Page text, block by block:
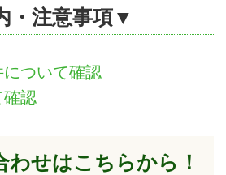
・注意事項▼
ついて確認
確認
わせはこちらから！